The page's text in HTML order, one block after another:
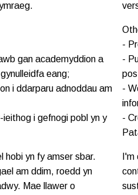
gan academyddion a
eang;
i ddarparu adnoddau am
i gefnogi pobl yn y
-
-
-
-
hobi yn fy amser sbar.
am ddim, roedd yn
Mae llawer o